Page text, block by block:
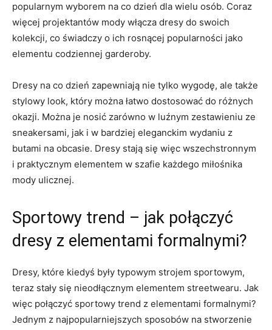
popularnym wyborem na co ⁣dzień dla⁣ wielu ⁤osób. Coraz
więcej⁣ projektantów mody włącza dresy do ‍swoich
kolekcji, co świadczy o ich ⁢rosnącej popularności jako
elementu codziennej garderoby.
Dresy na co dzień zapewniają nie⁢ tylko wygodę, ale także
stylowy look, który można łatwo dostosować do różnych
okazji. Można je​ nosić zarówno w luźnym zestawieniu⁣ ze
sneakersami, jak‍ i w bardziej eleganckim wydaniu z
butami na obcasie. Dresy ‌stają się więc wszechstronnym‌
i praktycznym ⁣elementem​ w szafie każdego miłośnika
mody ulicznej.
Sportowy trend – ⁣jak połączyć
dresy z elementami formalnymi?
Dresy,⁣ które kiedyś‍ były typowym strojem sportowym,
teraz stały się nieodłącznym elementem streetwearu. Jak
więc połączyć sportowy‌ trend‍ z elementami formalnymi?
Jednym z najpopularniejszych sposobów na stworzenie